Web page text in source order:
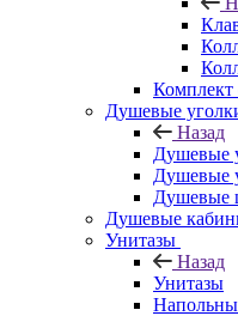
Комплект
Душевые
Назад
Душевые
Душевые
Душевые
Душевые
Унитазы
Назад
Унитазы